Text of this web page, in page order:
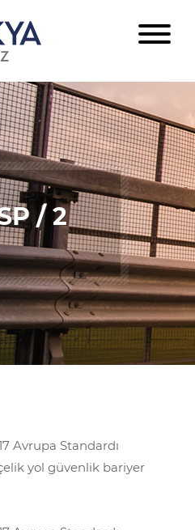
/ 2
Avrupa Standardı
yol güvenlik bariyer